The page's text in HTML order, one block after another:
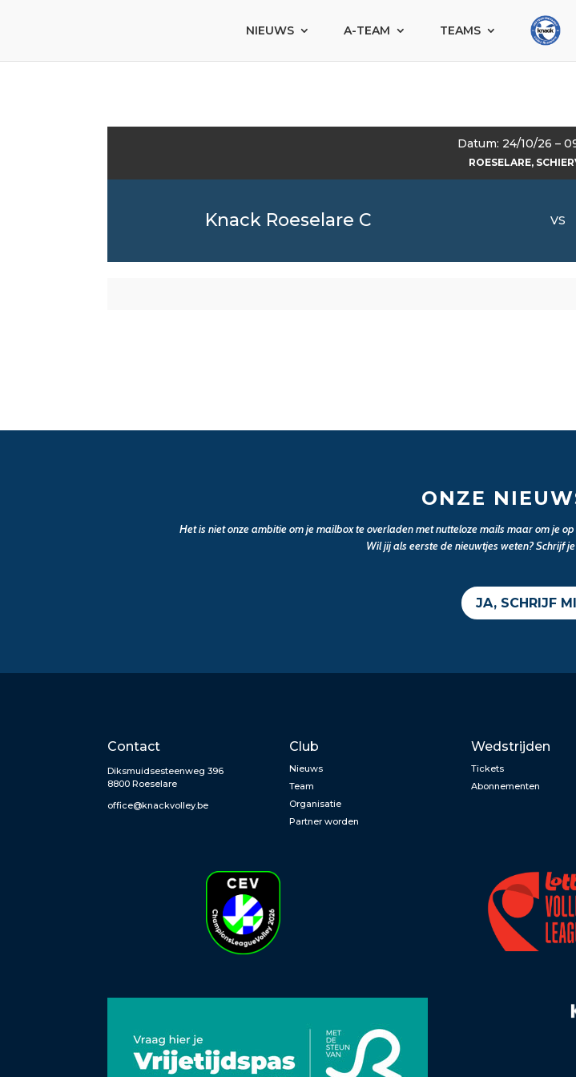
NIEUWS A-TEAM TEAMS
Datum: 24/10/26 –
ROESELARE,
Knack Roeselare C VS
ONZE
Het is niet onze ambitie om je mailbox te overladen met nutteloze mails maar om je
Wil jij als eerste de nieuwtjes weten? Schrijf
JA, SCHRIJF
Contact
Diksmuidsesteenweg 396
8800 Roeselare
office@knackvolley.be
Club
Nieuws
Team
Organisatie
Partner worden
Wedstrijden
Tickets
Abonnementen